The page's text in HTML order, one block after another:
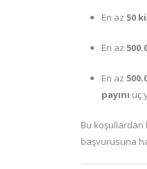
En az 50
En az
En az
payını üç
Bu koşullardan
başvurusuna